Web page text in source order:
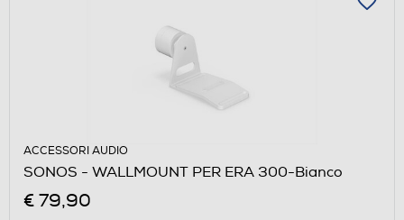
ACCESSORI AUDIO
SONOS - WALLMOUNT PER ERA 300-Bianco
€ 79,90